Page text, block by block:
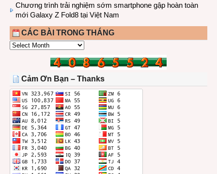
Chương trình trải nghiệm sớm smartphone gập hoàn toàn
mới Galaxy Z Fold8 tại Việt Nam
CÁC BÀI TRONG THÁNG
CÁC
THÁNG
Cảm Ơn Bạn – Thanks